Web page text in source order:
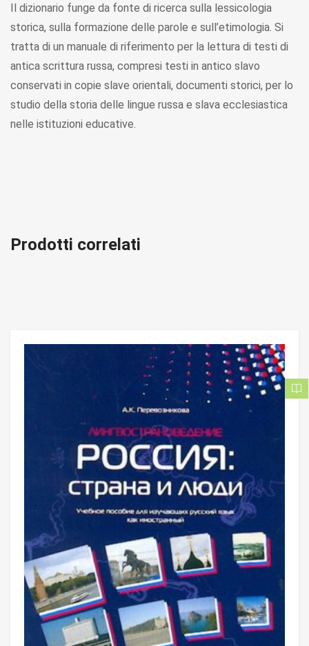
Il dizionario funge da fonte di ricerca sulla lessicologia
storica, sulla formazione delle parole e sull’etimologia. Si
tratta di un manuale di riferimento per la lettura di testi di
antica scrittura russa, compresi testi in antico slavo
conservati in copie slave orientali, documenti storici, per lo
studio della storia delle lingue russa e slava ecclesiastica
nelle istituzioni educative.
Prodotti correlati